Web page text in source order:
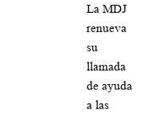
La MDJ
renueva
su
llamada
de ayuda
a las